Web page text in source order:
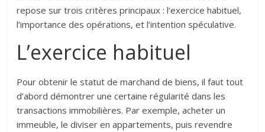
repose sur trois critères principaux : l’exercice habituel,
l’importance des opérations, et l’intention spéculative.
L’exercice habituel
Pour obtenir le statut de marchand de biens, il faut tout
d’abord démontrer une certaine régularité dans les
transactions immobilières. Par exemple, acheter un
immeuble, le diviser en appartements, puis revendre